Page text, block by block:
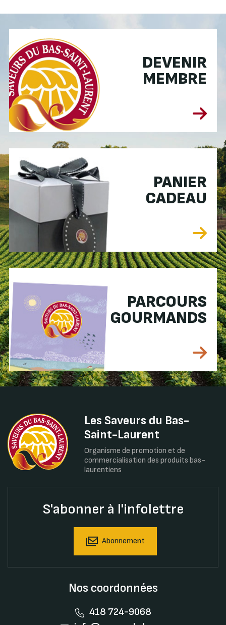
DEVENIR
MEMBRE
PANIER
CADEAU
PARCOURS
GOURMANDS
Les Saveurs du Bas-
Saint-Laurent
Organisme de promotion et de
commercialisation des produits bas-
laurentiens
S'abonner à l'infolettre
Abonnement
Nos coordonnées
418 724-9068